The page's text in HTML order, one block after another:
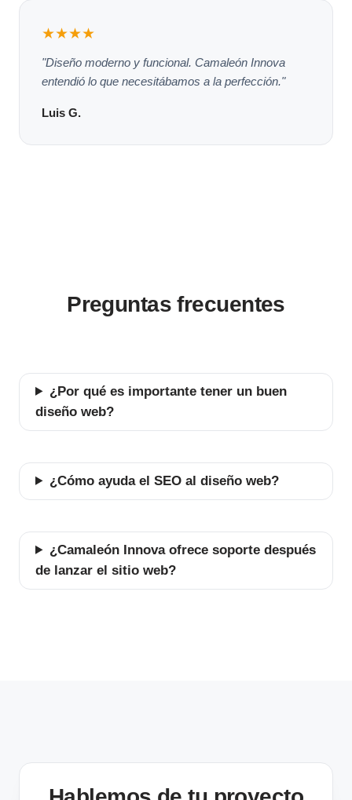
★★★★
"Diseño moderno y funcional. Camaleón Innova
entendió lo que necesitábamos a la perfección."
Luis G.
Preguntas frecuentes
¿Por qué es importante tener un buen
diseño web?
¿Cómo ayuda el SEO al diseño web?
¿Camaleón Innova ofrece soporte después
de lanzar el sitio web?